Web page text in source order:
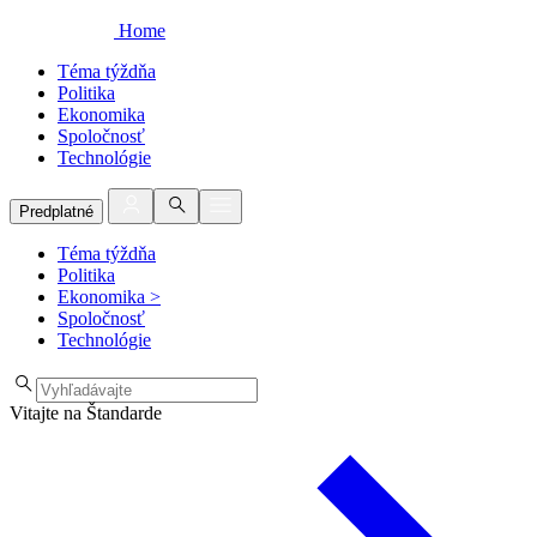
Home
Téma týždňa
Politika
Ekonomika
Spoločnosť
Technológie
Predplatné
Téma týždňa
Politika
Ekonomika >
Spoločnosť
Technológie
Vitajte na Štandarde